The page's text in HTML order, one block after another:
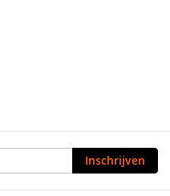
Inschrijven